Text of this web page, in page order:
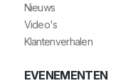
Nieuws
Video's
Klantenverhalen
EVENEMENTEN